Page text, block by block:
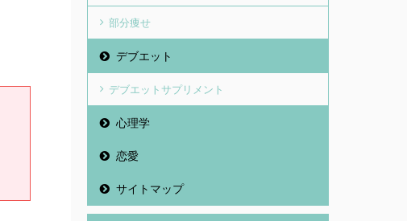
部分痩せ
デブエット
デブエットサプリメント
心理学
恋愛
サイトマップ